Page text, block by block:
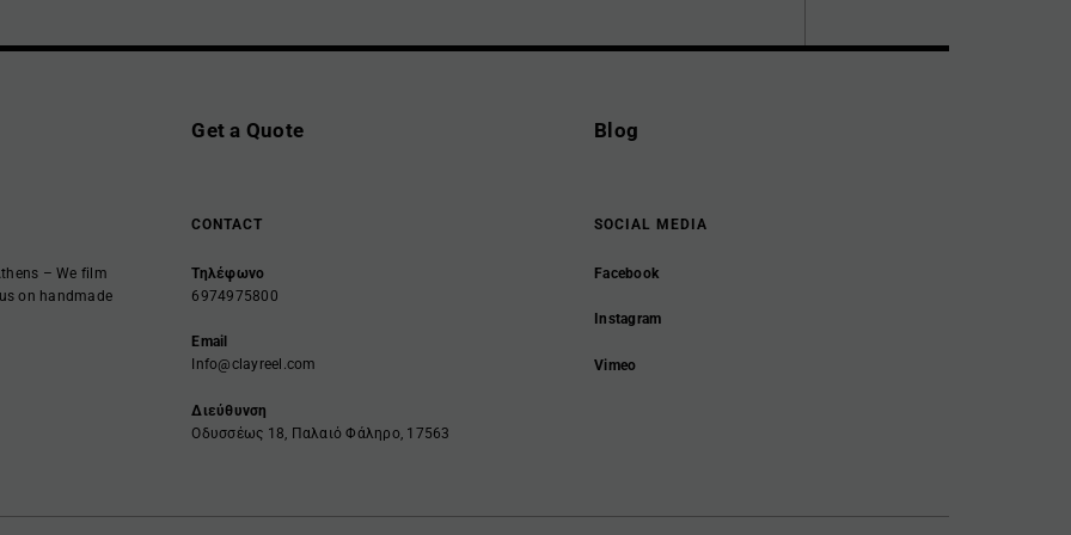
– We film
on handmade
Get a Quote
CONTACT
Τηλέφωνο
6974975800
Email
Info@clayreel.com
Διεύθυνση
Οδυσσέως 18, Παλαιό Φάληρο, 17563
Blog
SOCIAL MEDIA
Facebook
Instagram
Vimeo